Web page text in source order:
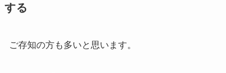
する
ご存知の方も多いと思います。